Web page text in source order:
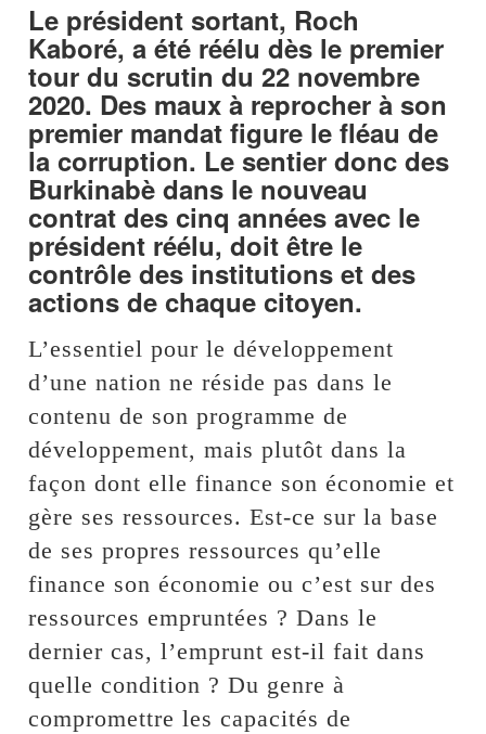
Le président sortant, Roch
Kaboré, a été réélu dès le premier
tour du scrutin du 22 novembre
2020. Des maux à reprocher à son
premier mandat figure le fléau de
la corruption. Le sentier donc des
Burkinabè dans le nouveau
contrat des cinq années avec le
président réélu, doit être le
contrôle des institutions et des
actions de chaque citoyen.
L’essentiel pour le développement
d’une nation ne réside pas dans le
contenu de son programme de
développement, mais plutôt dans la
façon dont elle finance son économie et
gère ses ressources. Est-ce sur la base
de ses propres ressources qu’elle
finance son économie ou c’est sur des
ressources empruntées ? Dans le
dernier cas, l’emprunt est-il fait dans
quelle condition ? Du genre à
compromettre les capacités de